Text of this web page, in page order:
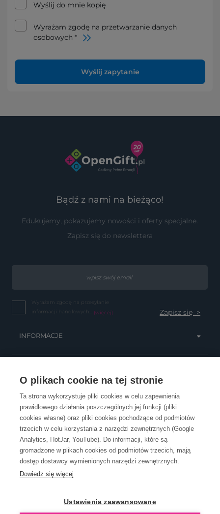
O plikach cookie na tej stronie
Ta strona wykorzystuje pliki cookies w celu zapewnienia
prawidłowego działania poszczególnych jej funkcji (pliki
cookies własne) oraz pliki cookies pochodzące od podmiotów
trzecich w celu korzystania z narzędzi zewnętrznych (Google
Analytics, HotJar, YouTube). Do informacji, które są
gromadzone w plikach cookies od podmiotów trzecich, mają
dostęp dostawcy wymienionych narzędzi zewnętrznych.
Dowiedz się więcej
Ustawienia zaawansowane
Wyślij do mnie kopię
Wyrażam zgodę na przetwarzanie danych
osobowych *
Wyślij zapytanie
Bądź z nami na bieżąco!
Edukujemy, pokazujemy nowości i oferty specjalne.
Zapisz się do newslettera
Wyrażam zgodę na przesyłanie
informacji handlowych... (więcej)
INFORMACJE
OBSŁUGA KLIENTA
KONTAKT
OpenGift jest częścią ReflectGroup.